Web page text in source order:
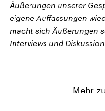
Äußerungen unserer
eigene Auffassungen
macht sich Äußerungen
Interviews und
Mehr